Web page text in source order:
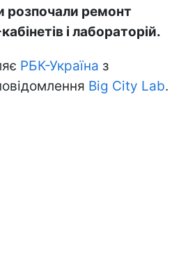
розпочали ремонт
і лабораторій.
РБК-Україна з
Big City Lab.